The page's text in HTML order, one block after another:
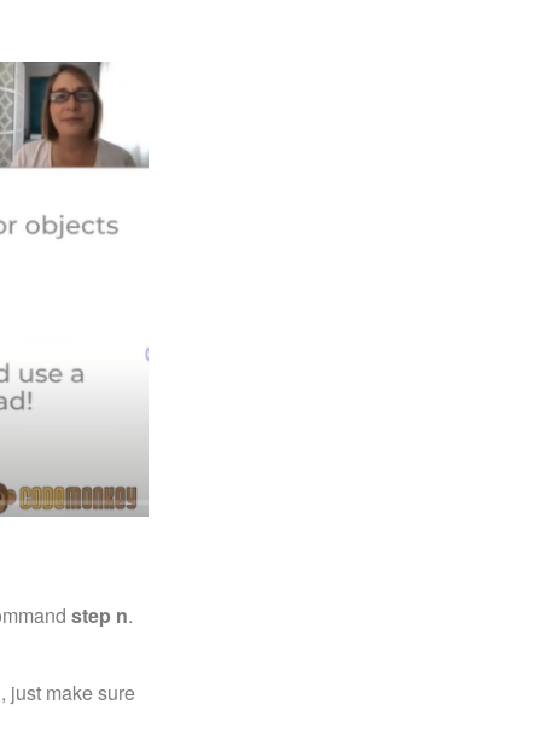
step n.
just make sure